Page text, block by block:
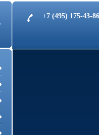
+7 (495) 175-43-